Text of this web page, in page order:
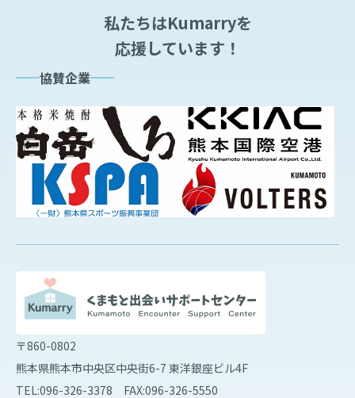
私たちはKumarryを
応援しています！
協賛企業
〒860-0802
熊本県熊本市中央区中央街6-7 東洋銀座ビル4F
TEL:096-326-3378 FAX:096-326-5550